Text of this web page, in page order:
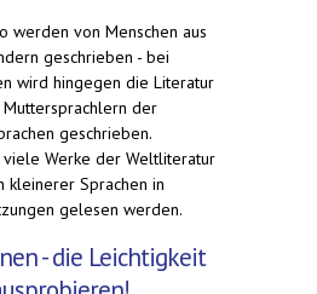
werden von Menschen aus
geschrieben - bei
wird hingegen die Literatur
der
geschrieben.
viele Werke der Weltliteratur
kleinerer Sprachen in
gelesen werden.
- die Leichtigkeit